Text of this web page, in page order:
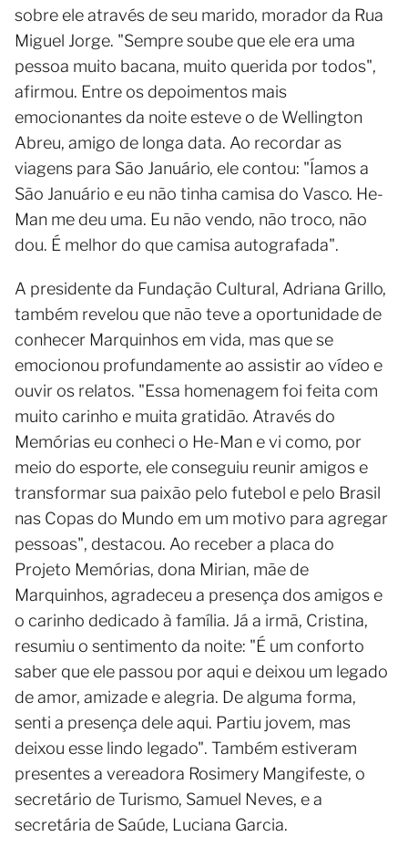
sobre ele através de seu marido, morador da Rua
Miguel Jorge. "Sempre soube que ele era uma
pessoa muito bacana, muito querida por todos",
afirmou. Entre os depoimentos mais
emocionantes da noite esteve o de Wellington
Abreu, amigo de longa data. Ao recordar as
viagens para São Januário, ele contou: "Íamos a
São Januário e eu não tinha camisa do Vasco. He-
Man me deu uma. Eu não vendo, não troco, não
dou. É melhor do que camisa autografada".
A presidente da Fundação Cultural, Adriana Grillo,
também revelou que não teve a oportunidade de
conhecer Marquinhos em vida, mas que se
emocionou profundamente ao assistir ao vídeo e
ouvir os relatos. "Essa homenagem foi feita com
muito carinho e muita gratidão. Através do
Memórias eu conheci o He-Man e vi como, por
meio do esporte, ele conseguiu reunir amigos e
transformar sua paixão pelo futebol e pelo Brasil
nas Copas do Mundo em um motivo para agregar
pessoas", destacou. Ao receber a placa do
Projeto Memórias, dona Mirian, mãe de
Marquinhos, agradeceu a presença dos amigos e
o carinho dedicado à família. Já a irmã, Cristina,
resumiu o sentimento da noite: "É um conforto
saber que ele passou por aqui e deixou um legado
de amor, amizade e alegria. De alguma forma,
senti a presença dele aqui. Partiu jovem, mas
deixou esse lindo legado". Também estiveram
presentes a vereadora Rosimery Mangifeste, o
secretário de Turismo, Samuel Neves, e a
secretária de Saúde, Luciana Garcia.